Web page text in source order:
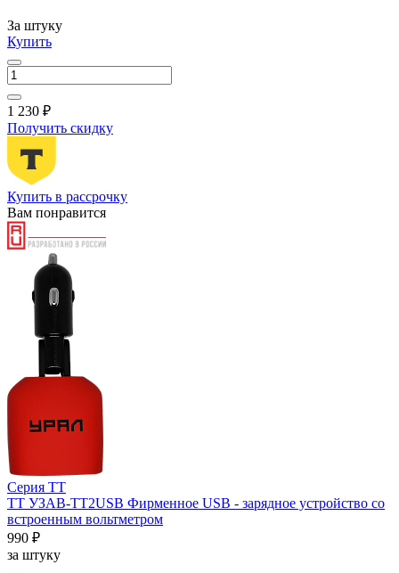
За штуку
Купить
1 230 ₽
Получить скидку
Купить в рассрочку
Вам понравится
Серия ТТ
ТТ УЗАВ-ТТ2USB Фирменное USB - зарядное устройство со
встроенным вольтметром
990 ₽
за штуку